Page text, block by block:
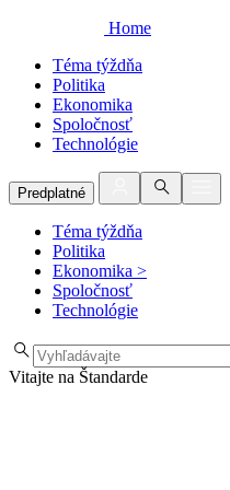
Home
Téma týždňa
Politika
Ekonomika
Spoločnosť
Technológie
Predplatné
Téma týždňa
Politika
Ekonomika >
Spoločnosť
Technológie
Vitajte na Štandarde